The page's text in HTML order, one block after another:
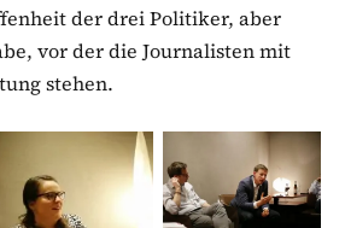
der drei Politiker, aber
vor der die Journalisten mit
stehen.